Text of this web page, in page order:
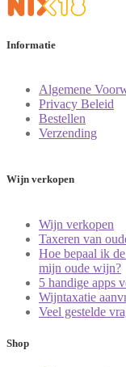
Informatie
Algemene
Privacy Beleid
Bestellen
Verzending
Wijn verkopen
Wijn verkopen
Taxeren van
Hoe bepaal ik
mijn oude wijn?
5 handige apps
Wijntaxatie
Veel gestelde
Shop